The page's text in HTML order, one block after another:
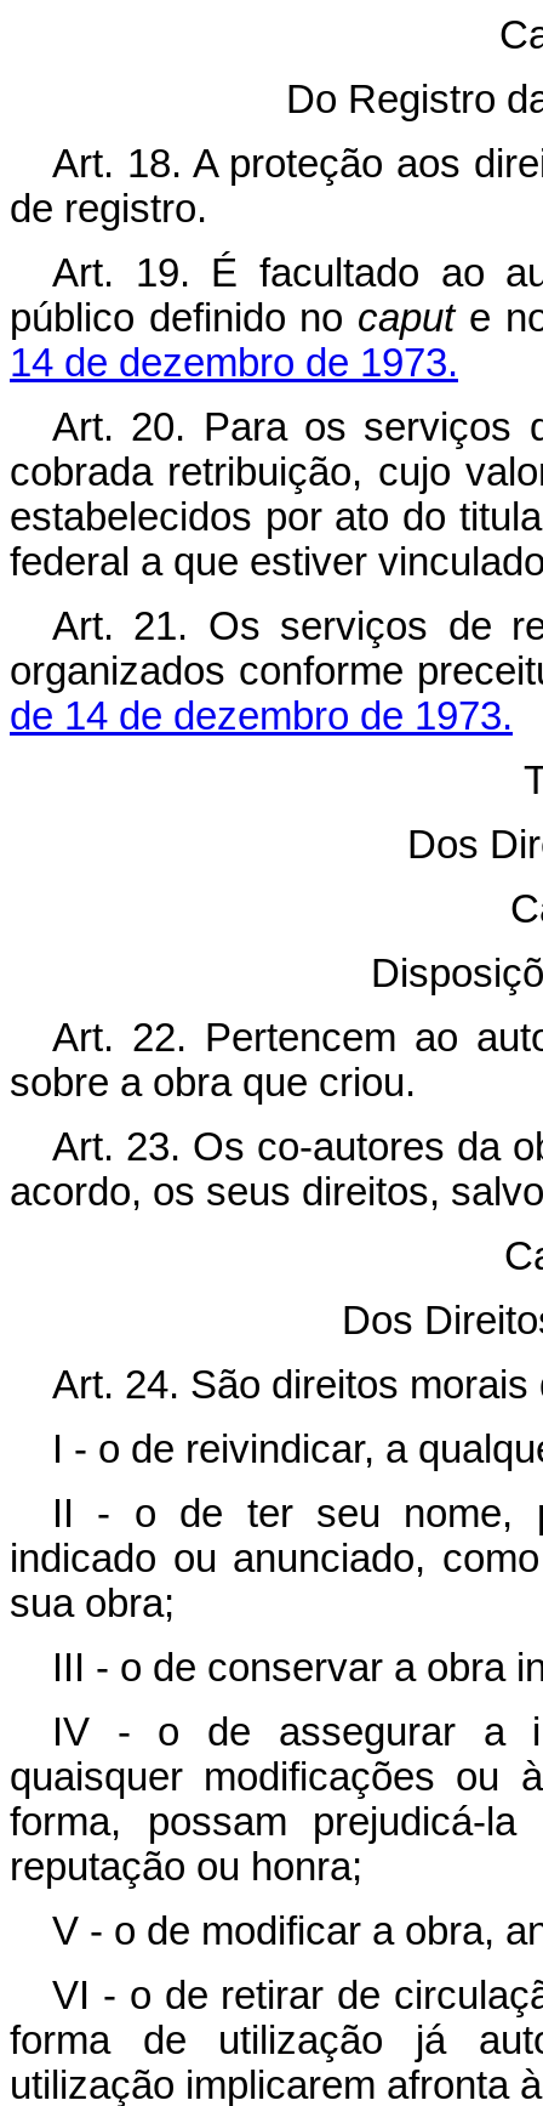
Do Registro
Art. 18. A proteção aos
de registro.
Art. 19. É facultado ao
público definido no capute
14 de dezembro de 1973.
Art. 20. Para os serviços
cobrada retribuição, cujo
estabelecidos por ato do
federal a que estiver
Art. 21. Os serviços de
organizados conforme
de 14 de dezembro de 1973.
Dos
Art. 22. Pertencem ao
sobre a obra que criou.
Art. 23. Os co-autores da
acordo, os seus direitos,
Dos
Art. 24. São direitos morais
I - o de reivindicar, a
II - o de ter seu nome,
indicado ou anunciado,
sua obra;
III - o de conservar a obra
IV - o de assegurar a
quaisquer modificações ou
forma, possam prejudicá-
reputação ou honra;
V - o de modificar a obra,
VI - o de retirar de
forma de utilização já
utilização implicarem afronta